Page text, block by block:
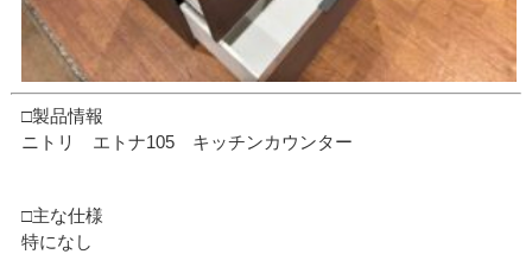
□製品情報
ニトリ エトナ105 キッチンカウンター
□主な仕様
特になし